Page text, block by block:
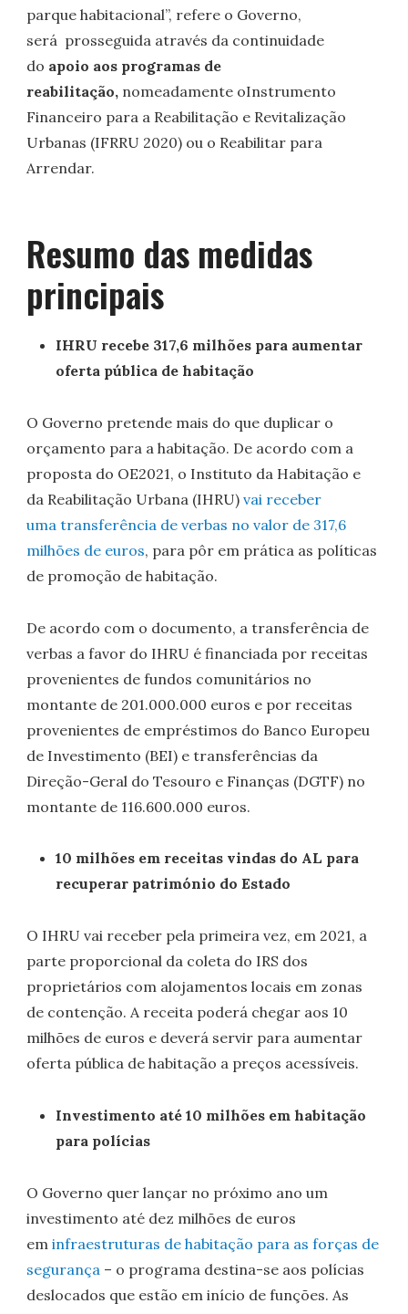
parque habitacional”, refere o Governo,
será prosseguida através da continuidade
do apoio aos programas de
reabilitação, nomeadamente oInstrumento
Financeiro para a Reabilitação e Revitalização
Urbanas (IFRRU 2020) ou o Reabilitar para
Arrendar.
Resumo das medidas
principais
IHRU recebe 317,6 milhões para aumentar
oferta pública de habitação
O Governo pretende mais do que duplicar o
orçamento para a habitação. De acordo com a
proposta do OE2021, o Instituto da Habitação e
da Reabilitação Urbana (IHRU)vai receber
uma transferência de verbas no valor de 317,6
milhões de euros, para pôr em prática as políticas
de promoção de habitação.
De acordo com o documento, a transferência de
verbas a favor do IHRU é financiada por receitas
provenientes de fundos comunitários no
montante de 201.000.000 euros e por receitas
provenientes de empréstimos do Banco Europeu
de Investimento (BEI) e transferências da
Direção-Geral do Tesouro e Finanças (DGTF) no
montante de 116.600.000 euros.
10 milhões em receitas vindas do AL para
recuperar património do Estado
O IHRU vai receber pela primeira vez, em 2021, a
parte proporcional da coleta do IRS dos
proprietários com alojamentos locais em zonas
de contenção. A receita poderá chegar aos 10
milhões de euros e deverá servir para aumentar
oferta pública de habitação a preços acessíveis.
Investimento até 10 milhões em habitação
para polícias
O Governo quer lançar no próximo ano um
investimento até dez milhões de euros
eminfraestruturas de habitação para as forças de
segurança – o programa destina-se aos polícias
deslocados que estão em início de funções. As